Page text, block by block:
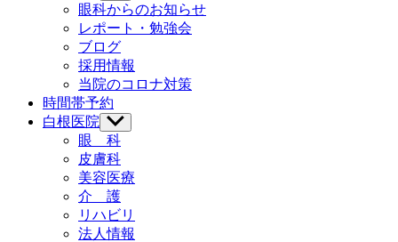
表
ブ
メ
ニ
ュ
ー
を
表
示
眼科からのお知らせ
レポート・勉強会
ブログ
採用情報
当院のコロナ対策
時間帯予約
白根医院 サ
ブ
メ
ニ
ュ
ー
を
表
眼 科
皮膚科
美容医療
介 護
リハビリ
法人情報